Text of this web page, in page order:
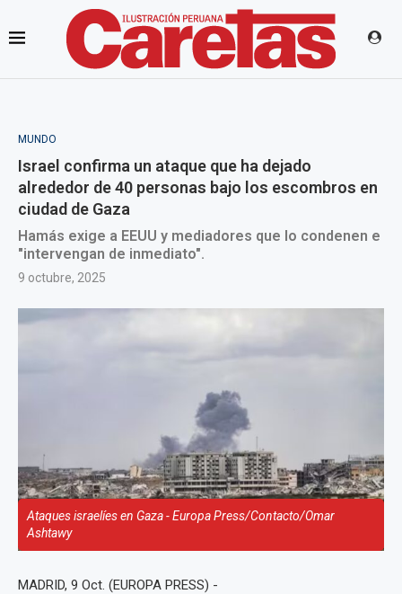
MUNDO
Israel confirma un ataque que ha dejado
alrededor de 40 personas bajo los escombros en
ciudad de Gaza
Hamás exige a EEUU y mediadores que lo condenen e
"intervengan de inmediato".
9 octubre, 2025
Ataques israelíes en Gaza - Europa Press/Contacto/Omar
Ashtawy
MADRID, 9 Oct. (EUROPA PRESS) -